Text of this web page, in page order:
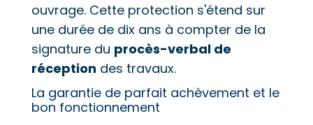
ouvrage. Cette protection s'étend sur
une durée de dix ans à compter de la
signature du procès-verbal de
réception des travaux.
La garantie de parfait achèvement et le
bon fonctionnement